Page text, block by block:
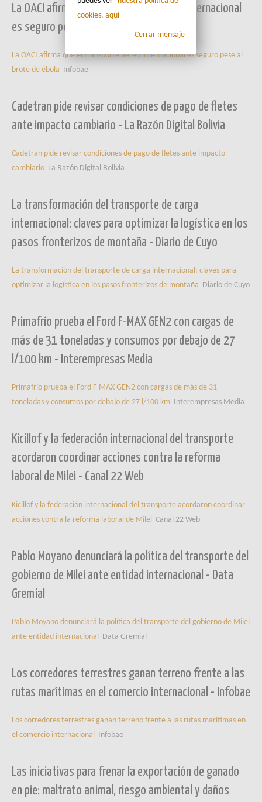
La OACI afirma que el transporte aéreo internacional
es seguro pese al brote de ébola - Infobae
La OACI afirma que el transporte aéreo internacional es seguro pese al
brote de ébola
Infobae
Cadetran pide revisar condiciones de pago de fletes
ante impacto cambiario - La Razón Digital Bolivia
Cadetran pide revisar condiciones de pago de fletes ante impacto
cambiario La Razón Digital Bolivia
La transformación del transporte de carga
internacional: claves para optimizar la logística en los
pasos fronterizos de montaña - Diario de Cuyo
La transformación del transporte de carga internacional: claves para
optimizar la logística en los pasos fronterizos de montaña Diario de Cuyo
Primafrío prueba el Ford F-MAX GEN2 con cargas de
más de 31 toneladas y consumos por debajo de 27
l/100 km - Interempresas Media
Primafrío prueba el Ford F-MAX GEN2 con cargas de más de 31
toneladas y consumos por debajo de 27 l/100 km Interempresas Media
Kicillof y la federación internacional del transporte
acordaron coordinar acciones contra la reforma
laboral de Milei - Canal 22 Web
Kicillof y la federación internacional del transporte acordaron coordinar
acciones contra la reforma laboral de Milei Canal 22 Web
Pablo Moyano denunciará la política del transporte del
gobierno de Milei ante entidad internacional - Data
Gremial
Pablo Moyano denunciará la política del transporte del gobierno de Milei
ante entidad internacional
Data Gremial
Los corredores terrestres ganan terreno frente a las
rutas marítimas en el comercio internacional - Infobae
Los corredores terrestres ganan terreno frente a las rutas marítimas en
el comercio internacional Infobae
Las iniciativas para frenar la exportación de ganado
en pie: maltrato animal, riesgo ambiental y daños
cookies, aquí
Cerrar mensaje